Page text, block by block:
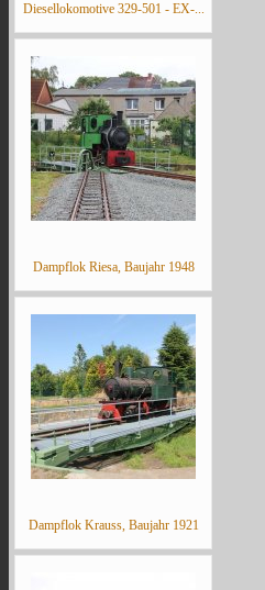
Diesellokomotive 329-501 - EX-...
Dampflok Riesa, Baujahr 1948
Dampflok Krauss, Baujahr 1921